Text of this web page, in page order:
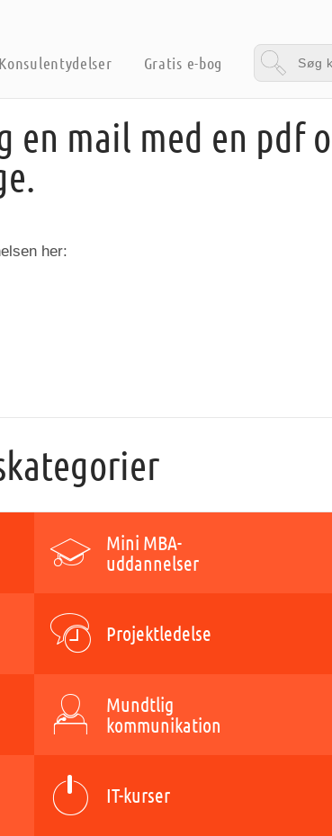
Konsulentydelser Gratis e-bog
en mail med en pdf
her:
Mini MBA-
uddannelser
Projektledelse
Mundtlig
kommunikation
IT-kurser